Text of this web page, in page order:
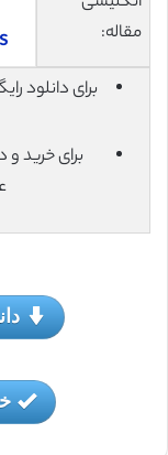
مقاله:
برای خرید و